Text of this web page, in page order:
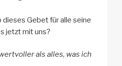
Gebet für alle seine
jetzt mit uns?
als alles, was ich